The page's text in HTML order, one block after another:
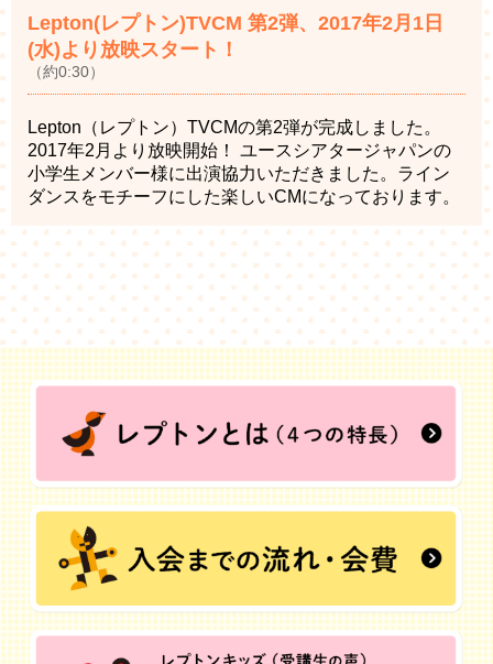
Lepton(レプトン)TVCM 第2弾、2017年2月1日
(水)より放映スタート！
（約0:30）
Lepton（レプトン）TVCMの第2弾が完成しました。
2017年2月より放映開始！ ユースシアタージャパンの
小学生メンバー様に出演協力いただきました。ライン
ダンスをモチーフにした楽しいCMになっております。